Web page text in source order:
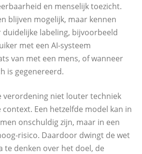
en menselijk toezicht.
blijven mogelijk, maar kennen
labeling, bijvoorbeeld
met een AI-systeem
van met een mens, of wanneer
is gegenereerd.
verordening niet louter techniek
Een hetzelfde model kan in
onschuldig zijn, maar in een
risico. Daardoor dwingt de wet
te denken over het doel, de